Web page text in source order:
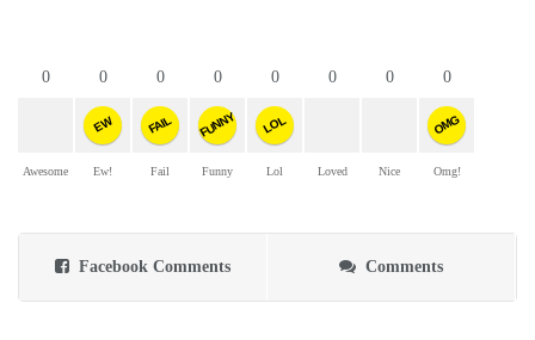
0
Awesome
0
EW
Ew!
0
FAIL
Fail
0
FUNNY
Funny
0
LOL
Lol
0
Loved
0
Nice
0
OMG
Omg!
Facebook Comments Comments